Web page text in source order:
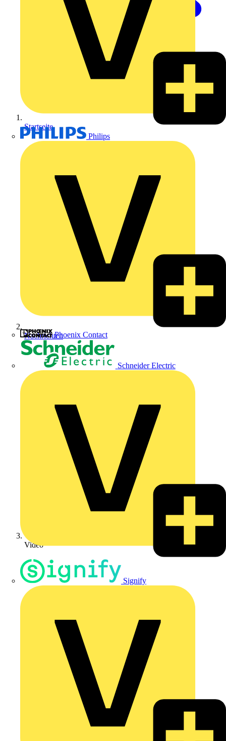
Philips
Phoenix Contact
Schneider Electric
Signify
Startseite
Nachrichten
Video